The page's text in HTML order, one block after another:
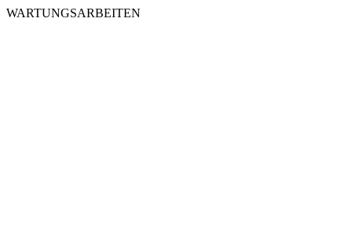
WARTUNGSARBEITEN